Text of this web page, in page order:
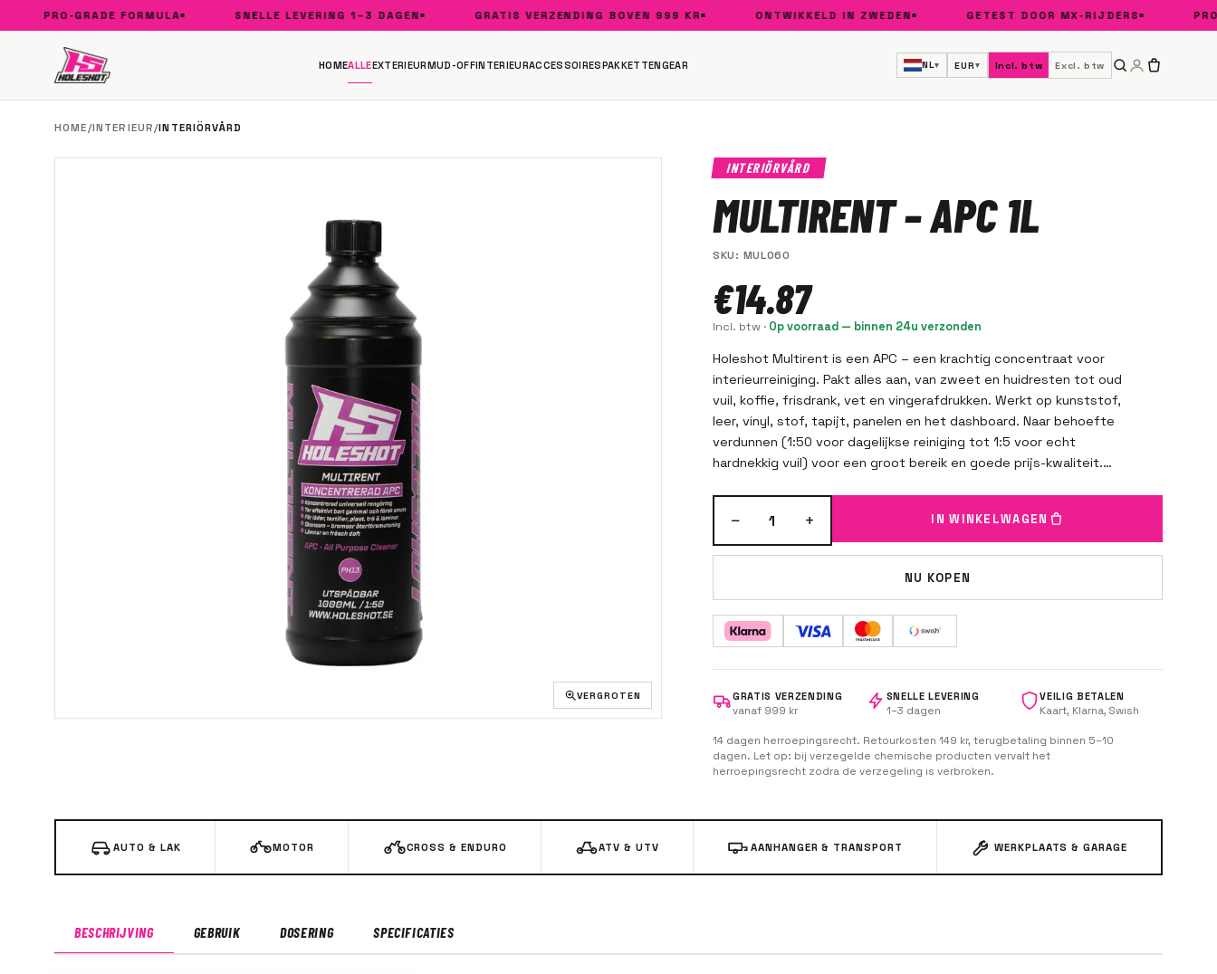
PRO-GRADE FORMULA SNELLE LEVERING 1–3 DAGEN GRATIS VERZENDING BOVEN 999 KR ONTWIKKELD IN ZWEDEN GETEST DOOR MX-RIJDERS PRO-
HOMEALLEEXTERIEURMUD-OFFINTERIEURACCESSOIRESPAKKETTENGEAR NL▾ EUR▾ Incl. btw Excl. btw
HOME/INTERIEUR/INTERIÖRVÅRD
VERGROTEN
INTERIÖRVÅRD
MULTIRENT – APC 1L
SKU: MUL060
€14.87
Incl. btw· Op voorraad — binnen 24u verzonden
Holeshot Multirent is een APC – een krachtig concentraat voor
interieurreiniging. Pakt alles aan, van zweet en huidresten tot oud
vuil, koffie, frisdrank, vet en vingerafdrukken. Werkt op kunststof,
leer, vinyl, stof, tapijt, panelen en het dashboard. Naar behoefte
verdunnen (1:50 voor dagelijkse reiniging tot 1:5 voor echt
hardnekkig vuil) voor een groot bereik en goede prijs-kwaliteit.
− 1 + IN WINKELWAGEN
NU KOPEN
GRATIS VERZENDING
vanaf 999 kr
SNELLE LEVERING
1–3 dagen
VEILIG BETALEN
Kaart, Klarna, Swish
14 dagen herroepingsrecht. Retourkosten 149 kr, terugbetaling binnen 5–10
dagen. Let op: bij verzegelde chemische producten vervalt het
herroepingsrecht zodra de verzegeling is verbroken.
AUTO & LAK MOTOR CROSS & ENDURO ATV & UTV AANHANGER & TRANSPORT WERKPLAATS & GARAGE
BESCHRIJVING GEBRUIK DOSERING SPECIFICATIES